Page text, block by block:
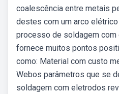
coalescência entre metais
destes com um arco
processo de soldagem
fornece muitos pontos
como: Material com custo
Webos parâmetros que se
soldagem com eletrodos